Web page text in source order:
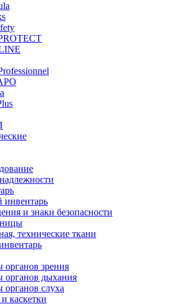
инвентарь
и знаки безопасности
технические ткани
органов зрения
органов дыхания
органов слуха
каскетки